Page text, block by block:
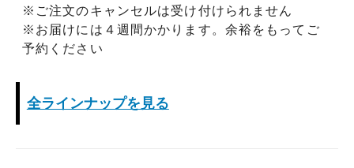
※ご注文のキャンセルは受け付けられません
※お届けには４週間かかります。余裕をもってご
予約ください
全ラインナップを見る